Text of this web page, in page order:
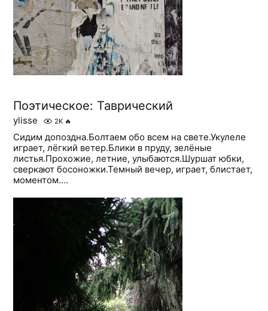
Поэтическое: Таврический
ylisse 2K 🔥
Сидим допоздна.Болтаем обо всем на свете.Укулеле
играет, лёгкий ветер.Блики в пруду, зелёные
листья.Прохожие, летние, улыбаются.Шуршат юбки,
сверкают босоножки.Темный вечер, играет, блистает,
моментом....